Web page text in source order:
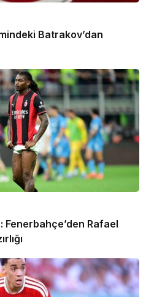
Batrakov’dan
Fenerbahçe’den Rafael